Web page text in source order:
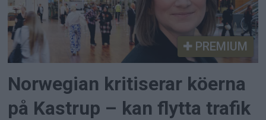
PREMIUM
Norwegian kritiserar köerna
på Kastrup – kan flytta trafik